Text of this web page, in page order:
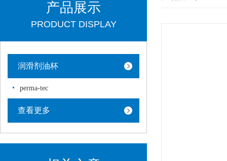
产品展示
PRODUCT DISPLAY
润滑剂油杯
perma-tec
查看更多